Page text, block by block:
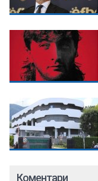
Коментари